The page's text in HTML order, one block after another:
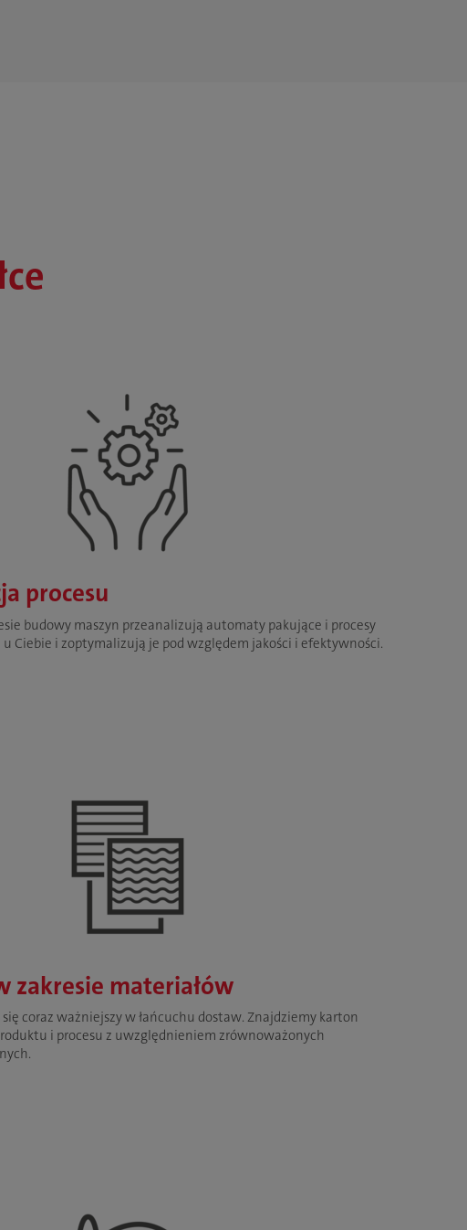
procesu
budowy maszyn przeanalizują automaty pakujące i procesy
Ciebie i zoptymalizują je pod względem jakości i efektywności.
zakresie materiałów
coraz ważniejszy w łańcuchu dostaw. Znajdziemy karton
i procesu z uwzględnieniem zrównoważonych